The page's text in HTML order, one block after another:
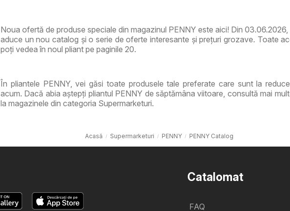
Noua ofertă de produse speciale din magazinul PENNY este aici! Din
aduce un nou catalog și o serie de oferte interesante și prețuri grozave. Toate
poți vedea în noul pliant pe paginile 20.
În pliantele PENNY, vei găsi toate produsele tale preferate care sunt la
acum. Dacă abia aștepți pliantul PENNY de săptămâna viitoare, consultă mai
la magazinele din categoria Supermarketuri.
Acasă Supermarketuri PENNY PENNY Catalog
Catalomat
FAQ